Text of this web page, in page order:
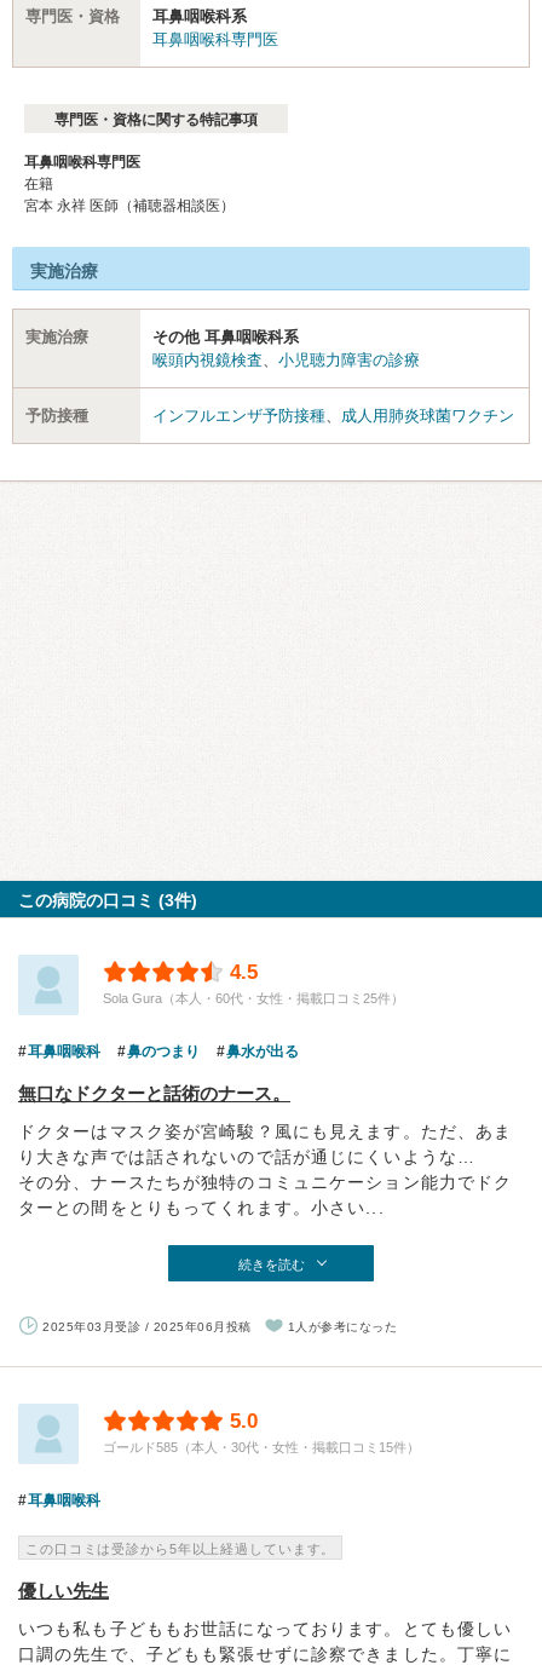
専門医・資格
耳鼻咽喉科系
耳鼻咽喉科専門医
専門医・資格に関する特記事項
耳鼻咽喉科専門医
在籍
宮本 永祥 医師（補聴器相談医）
実施治療
実施治療
その他 耳鼻咽喉科系
喉頭内視鏡検査、 小児聴力障害の診療
予防接種 インフルエンザ予防接種、 成人用肺炎球菌ワクチン
この病院の口コミ (3件)
4.5
Sola Gura（本人・60代・女性・掲載口コミ25件）
耳鼻咽喉科 鼻のつまり 鼻水が出る
無口なドクターと話術のナース。
ドクターはマスク姿が宮崎駿？風にも見えます。ただ、あま
り大きな声では話されないので話が通じにくいような…
その分、ナースたちが独特のコミュニケーション能力でドク
ターとの間をとりもってくれます。小さい...
続きを読む
2025年03月受診 / 2025年06月投稿 1人が参考になった
5.0
ゴールド585（本人・30代・女性・掲載口コミ15件）
耳鼻咽喉科
この口コミは受診から5年以上経過しています。
優しい先生
いつも私も子どももお世話になっております。とても優しい
口調の先生で、子どもも緊張せずに診察できました。丁寧に